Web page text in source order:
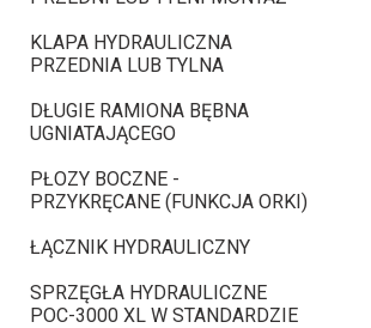
KLAPA HYDRAULICZNA
PRZEDNIA LUB TYLNA
DŁUGIE RAMIONA BĘBNA
UGNIATAJĄCEGO
PŁOZY BOCZNE -
PRZYKRĘCANE (FUNKCJA ORKI)
ŁĄCZNIK HYDRAULICZNY
SPRZĘGŁA HYDRAULICZNE
POC-3000 XL W STANDARDZIE